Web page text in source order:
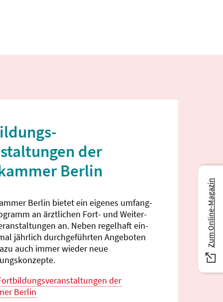
der
Berlin
Berlin bietet ein eigenes umfang­
an ärztlichen Fort- und Weiter­
an. Neben regelhaft ein-
jährlich durch­geführten Angeboten
auch immer wieder neue
der
Berlin
Zum Online-Magazin